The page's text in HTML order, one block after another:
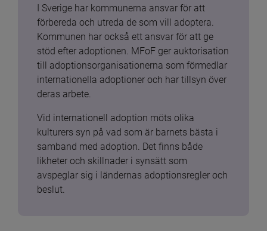
I Sverige har kommunerna ansvar för att
förbereda och utreda de som vill adoptera.
Kommunen har också ett ansvar för att ge
stöd efter adoptionen. MFoF ger auktorisation
till adoptionsorganisationerna som förmedlar
internationella adoptioner och har tillsyn över
deras arbete.
Vid internationell adoption möts olika
kulturers syn på vad som är barnets bästa i
samband med adoption. Det finns både
likheter och skillnader i synsätt som
avspeglar sig i ländernas adoptionsregler och
beslut.